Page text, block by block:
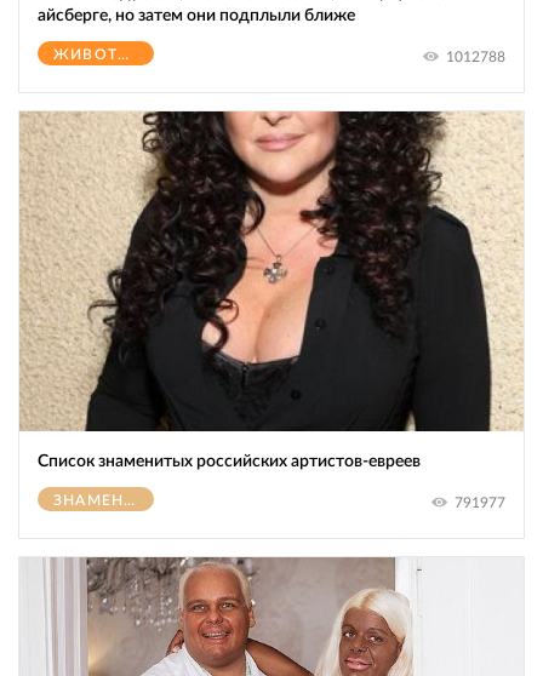
айсберге, но затем они подплыли ближе
ЖИВОТНЫЕ 1012788
Список знаменитых российских артистов-евреев
ЗНАМЕНИТОСТИ 791977